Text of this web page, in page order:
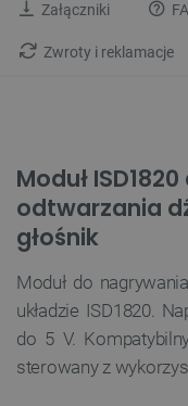
Załączniki
Zwroty i reklamacje
Moduł
odtwarzania
głośnik
Moduł do
układzie ISD1820.
do 5 V.
sterowany z